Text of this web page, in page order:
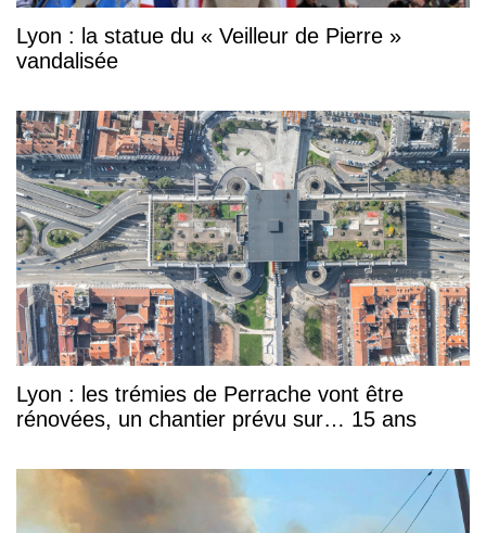
Lyon : la statue du « Veilleur de Pierre »
vandalisée
Lyon : les trémies de Perrache vont être
rénovées, un chantier prévu sur… 15 ans